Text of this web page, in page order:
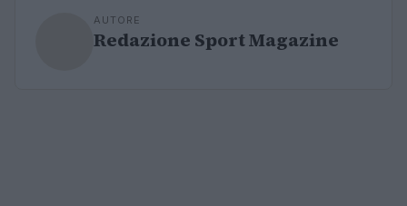
AUTORE
Redazione Sport Magazine